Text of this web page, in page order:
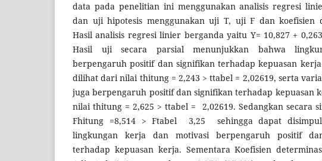
data pada penelitian ini menggunakan analisis regresi
dan uji hipotesis menggunakan uji T, uji F dan koefisien
Hasil analisis regresi linier berganda yaitu Y= 10,827 +
Hasil uji secara parsial menunjukkan bahwa
berpengaruh positif dan signifikan terhadap kepuasan
dilihat dari nilai thitung = 2,243 > ttabel = 2,02619, serta
juga berpengaruh positif dan signifikan terhadap kepuasan
nilai thitung = 2,625 > ttabel = 2,02619. Sedangkan secara
Fhitung =8,514 > Ftabel 3,25 sehingga dapat
lingkungan kerja dan motivasi berpengaruh positif
terhadap kepuasan kerja. Sementara Koefisien